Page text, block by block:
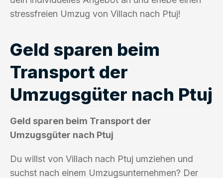
stressfreien Umzug von Villach nach Ptuj!
Geld sparen beim
Transport der
Umzugsgüter nach Ptuj
Geld sparen beim Transport der
Umzugsgüter nach Ptuj
Du willst von Villach nach Ptuj umziehen und
suchst nach einem Umzugsunternehmen? Der